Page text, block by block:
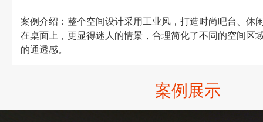
案例介绍：整个空间设计采用工业风，打造时尚吧台、休
在桌面上，更显得迷人的情景，合理简化了不同的空间区
的通透感。
案例展示